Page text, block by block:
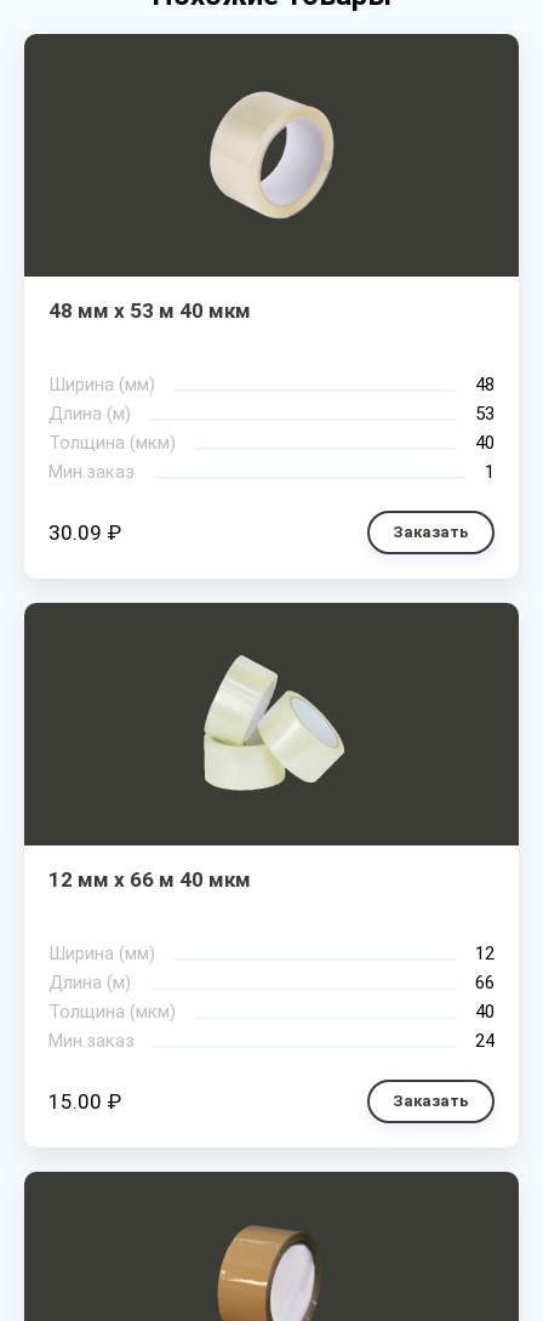
48 мм х 53 м 40 мкм
Ширина (мм)
48
Длина (м)
53
Толщина (мкм)
40
Мин.заказ
1
30.09 ₽ Заказать
12 мм х 66 м 40 мкм
Ширина (мм)
12
Длина (м)
66
Толщина (мкм)
40
Мин.заказ
24
15.00 ₽ Заказать